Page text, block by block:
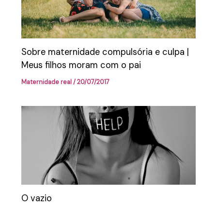
Sobre maternidade compulsória e culpa |
Meus filhos moram com o pai
Maternidade real/20/07/2017
O vazio